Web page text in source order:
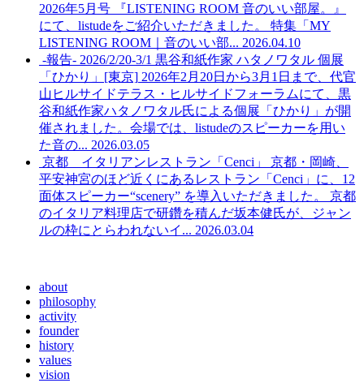
2026年5月号 『LISTENING ROOM 音のいい部屋。』
にて、listudeをご紹介いただきました。 特集「MY
LISTENING ROOM｜音のいい部... 2026.04.10
-報告- 2026/2/20-3/1 黒谷和紙作家 ハタノワタル 個展
「ひかり」[東京] 2026年2月20日から3月1日まで、代官
山ヒルサイドテラス・ヒルサイドフォーラムにて、黒
谷和紙作家ハタノワタル氏による個展「ひかり」が開
催されました。会場では、listudeのスピーカーを用い
た音の... 2026.03.05
京都 イタリアンレストラン「Cenci」
京都・岡崎、
平安神宮のほど近くにあるレストラン「Cenci」に、12
面体スピーカー“scenery” を導入いただきました。 京都
のイタリア料理店で研鑽を積んだ坂本健氏が、ジャン
ルの枠にとらわれないイ... 2026.03.04
about
philosophy
activity
founder
history
values
vision